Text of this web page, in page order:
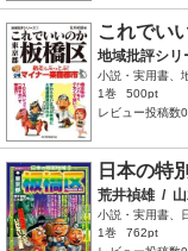
これでい
地域批評シリ
小説・実用書、
1巻
500pt
レビュー投稿数
日本の特
荒井禎雄 /
小説・実用書、
1巻
762pt